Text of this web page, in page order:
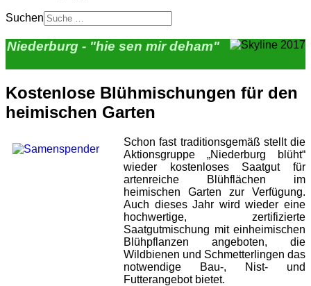
Suchen
Niederburg - "hie sen mir deham"
Kostenlose Blühmischungen für den
heimischen Garten
Schon fast traditionsgemäß stellt die
Aktionsgruppe „Niederburg blüht“
wieder kostenloses Saatgut für
artenreiche Blühflächen im
heimischen Garten zur Verfügung.
Auch dieses Jahr wird wieder eine
hochwertige, zertifizierte
Saatgutmischung mit einheimischen
Blühpflanzen angeboten, die
Wildbienen und Schmetterlingen das
notwendige Bau-, Nist- und
Futterangebot bietet.